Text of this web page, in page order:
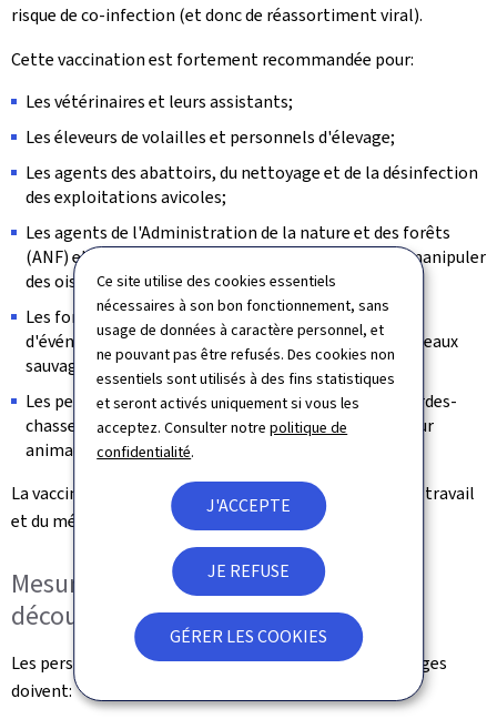
Ce site utilise des cookies essentiels
nécessaires à son bon fonctionnement, sans
usage de données à caractère personnel, et
ne pouvant pas être refusés. Des cookies non
essentiels sont utilisés à des fins statistiques
et seront activés uniquement si vous les
acceptez. Consulter notrepolitique de
confidentialité.
J'ACCEPTE
JE REFUSE
GÉRER LES COOKIES
risque de co-infection (et donc de réassortiment viral).
Cette vaccination est fortement recommandée pour:
Les vétérinaires et leurs assistants;
Les éleveurs de volailles et personnels d'élevage;
Les agents des abattoirs, du nettoyage et de la désinfection
des exploitations avicoles;
Les agents de l'Administration de la nature et des forêts
(ANF) et les travailleurs forestiers susceptibles de manipuler
des oiseaux sauvages morts ou malades;
Les forestiers et bénévoles participant à la gestion
d'événements ruraux ou de chasse impliquant des oiseaux
sauvages;
Les personnels de la faune sauvage, y compris les gardes-
chasse, bagueurs et bénévoles en centre de soins pour
animaux.
La vaccination peut être réalisée auprès du médecin du travail
et du médecin généraliste ou traitant.
Mesures de précaution lors de la
découverte d'un animal suspect
Les personnes amenées à manipuler des oiseaux sauvages
doivent: